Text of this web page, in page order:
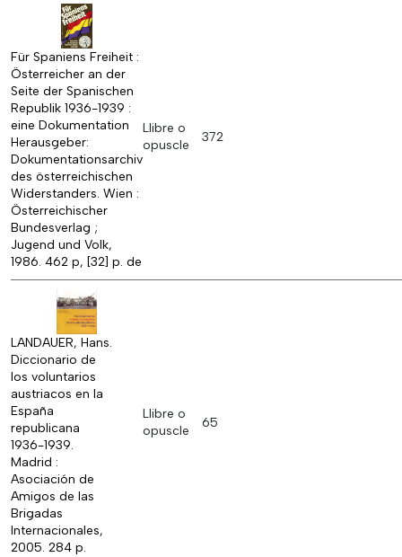
Für Spaniens Freiheit :
Österreicher an der
Seite der Spanischen
Republik 1936-1939 :
eine Dokumentation
Herausgeber:
Dokumentationsarchiv
des österreichischen
Widerstanders. Wien :
Österreichischer
Bundesverlag ;
Jugend und Volk,
1986. 462 p, [32] p. de
Llibre o
opuscle
372
LANDAUER, Hans.
Diccionario de
los voluntarios
austriacos en la
España
republicana
1936-1939.
Madrid :
Asociación de
Amigos de las
Brigadas
Internacionales,
2005. 284 p.
Llibre o
opuscle
65